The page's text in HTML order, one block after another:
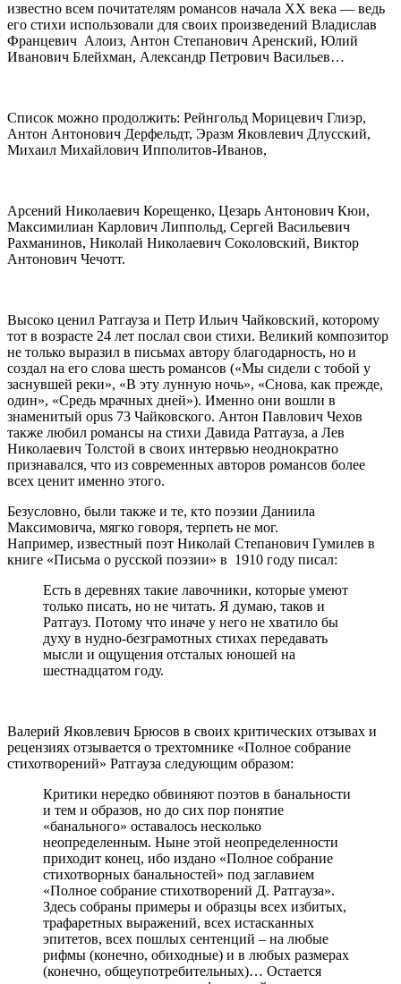
известно всем почитателям романсов начала XX века ― ведь
его стихи использовали для своих произведений Владислав
Францевич Алоиз, Антон Степанович Аренский, Юлий
Иванович Блейхман, Александр Петрович Васильев…
Список можно продолжить: Рейнгольд Морицевич Глиэр,
Антон Антонович Дерфельдт, Эразм Яковлевич Длусский,
Михаил Михайлович Ипполитов-Иванов,
Арсений Николаевич Корещенко, Цезарь Антонович Кюи,
Максимилиан Карлович Липпольд, Сергей Васильевич
Рахманинов, Николай Николаевич Соколовский, Виктор
Антонович Чечотт.
Высоко ценил Ратгауза и Петр Ильич Чайковский, которому
тот в возрасте 24 лет послал свои стихи. Великий композитор
не только выразил в письмах автору благодарность, но и
создал на его слова шесть романсов («Мы сидели с тобой у
заснувшей реки», «В эту лунную ночь», «Снова, как прежде,
один», «Средь мрачных дней»). Именно они вошли в
знаменитый opus 73 Чайковского. Антон Павлович Чехов
также любил романсы на стихи Давида Ратгауза, а Лев
Николаевич Толстой в своих интервью неоднократно
признавался, что из современных авторов романсов более
всех ценит именно этого.
Безусловно, были также и те, кто поэзии Даниила
Максимовича, мягко говоря, терпеть не мог.
Например, известный поэт Николай Степанович Гумилев в
книге «Письма о русской поэзии» в 1910 году писал:
Есть в деревнях такие лавочники, которые умеют
только писать, но не читать. Я думаю, таков и
Ратгауз. Потому что иначе у него не хватило бы
духу в нудно-безграмотных стихах передавать
мысли и ощущения отсталых юношей на
шестнадцатом году.
Валерий Яковлевич Брюсов в своих критических отзывах и
рецензиях отзывается о трехтомнике «Полное собрание
стихотворений» Ратгауза следующим образом:
Критики нередко обвиняют поэтов в банальности
и тем и образов, но до сих пор понятие
«банального» оставалось несколько
неопределенным. Ныне этой неопределенности
приходит конец, ибо издано «Полное собрание
стихотворных банальностей» под заглавием
«Полное собрание стихотворений Д. Ратгауза».
Здесь собраны примеры и образцы всех избитых,
трафаретных выражений, всех истасканных
эпитетов, всех пошлых сентенций – на любые
рифмы (конечно, обиходные) и в любых размерах
(конечно, общеупотребительных)… Остается